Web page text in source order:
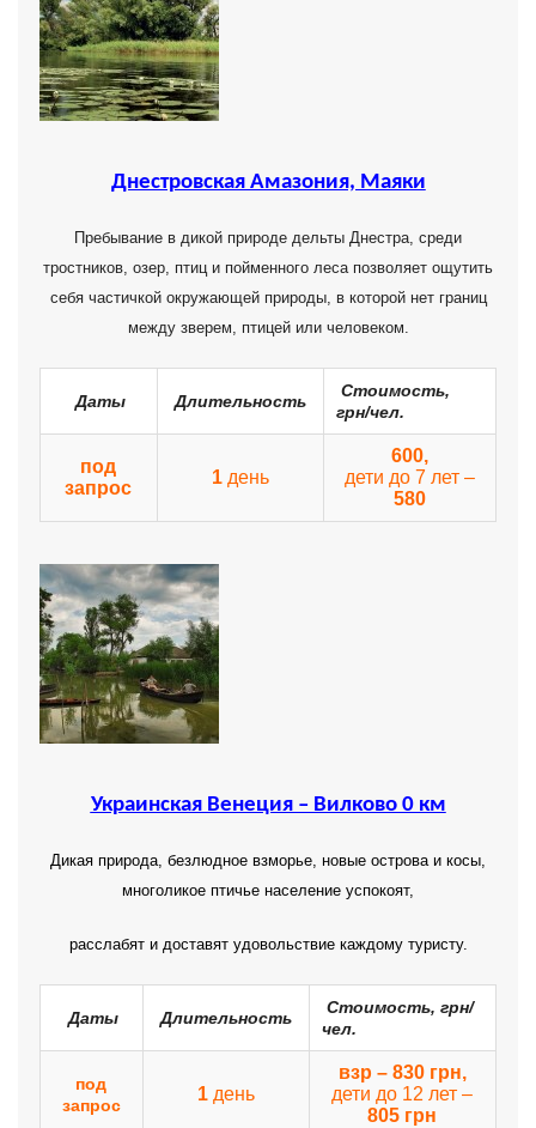
Днестровская Амазония, Маяки
Пребывание в дикой природе дельты Днестра, среди
тростников, озер, птиц и пойменного леса позволяет ощутить
себя частичкой окружающей природы, в которой нет границ
между зверем, птицей или человеком.
Даты Длительность
Стоимость,
грн/чел.
под
запрос
1день
600,
дети до 7 лет –
580
Украинская Венеция – Вилково 0 км
Дикая природа, безлюдное взморье, новые острова и косы,
многоликое птичье население успокоят,
расслабят и доставят удовольствие каждому туристу.
Даты Длительность
Стоимость, грн/
чел.
под
запрос
1день
взр – 830 грн,
дети до 12 лет –
805 грн